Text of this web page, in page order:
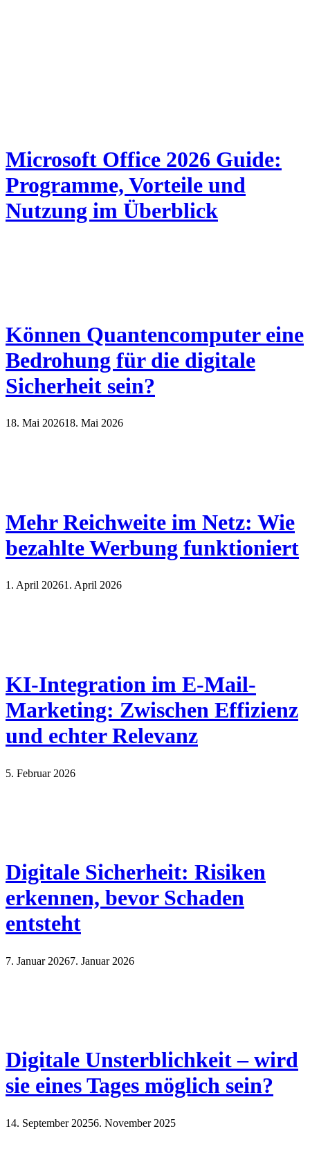
Microsoft Office 2026 Guide:
Programme, Vorteile und
Nutzung im Überblick
Können Quantencomputer eine
Bedrohung für die digitale
Sicherheit sein?
18. Mai 202618. Mai 2026
Mehr Reichweite im Netz: Wie
bezahlte Werbung funktioniert
1. April 20261. April 2026
KI-Integration im E-Mail-
Marketing: Zwischen Effizienz
und echter Relevanz
5. Februar 2026
Digitale Sicherheit: Risiken
erkennen, bevor Schaden
entsteht
7. Januar 20267. Januar 2026
Digitale Unsterblichkeit – wird
sie eines Tages möglich sein?
14. September 20256. November 2025